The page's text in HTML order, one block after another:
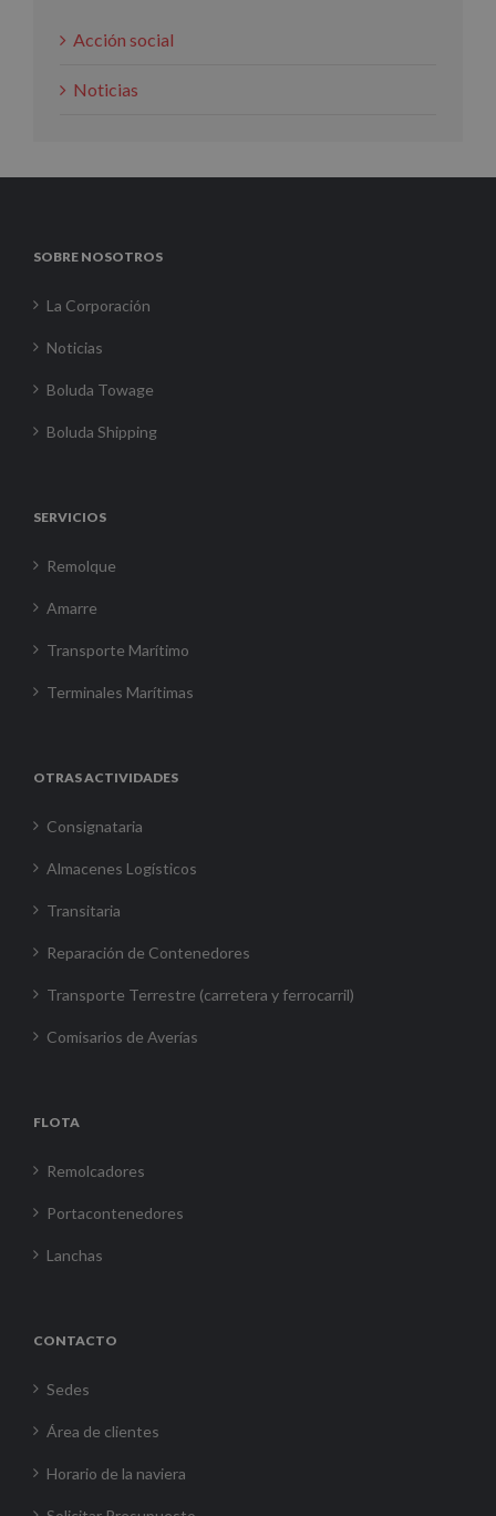
Acción social
Noticias
SOBRE NOSOTROS
La Corporación
Noticias
Boluda Towage
Boluda Shipping
SERVICIOS
Remolque
Amarre
Transporte Marítimo
Terminales Marítimas
OTRAS ACTIVIDADES
Consignataria
Almacenes Logísticos
Transitaria
Reparación de Contenedores
Transporte Terrestre (carretera y ferrocarril)
Comisarios de Averías
FLOTA
Remolcadores
Portacontenedores
Lanchas
CONTACTO
Sedes
Área de clientes
Horario de la naviera